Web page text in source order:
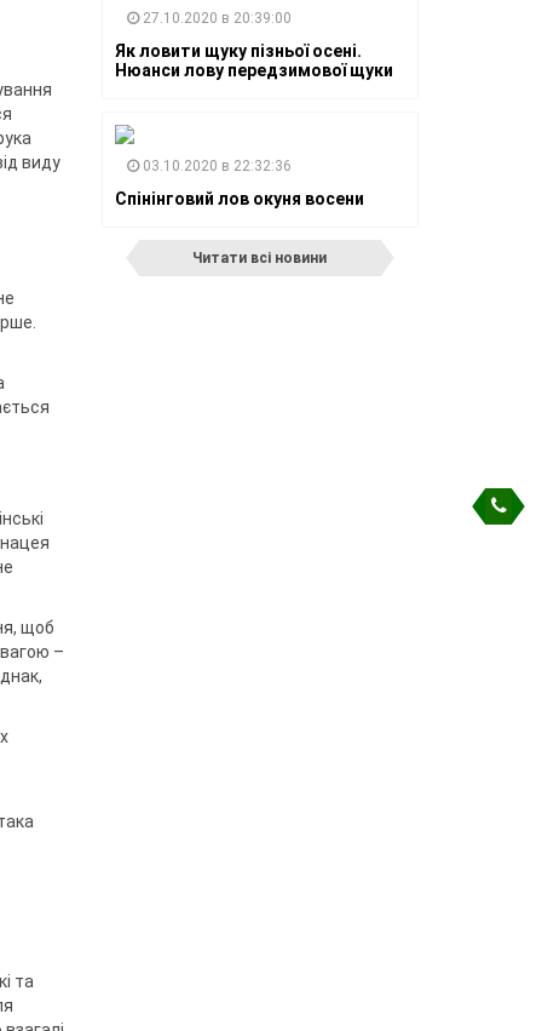
виду
щоб
–
та
27.10.2020 в 20:39:00
Як ловити щуку пізньої осені.
Нюанси лову передзимової щуки
03.10.2020 в 22:32:36
Спінінговий лов окуня восени
Читати всі новини